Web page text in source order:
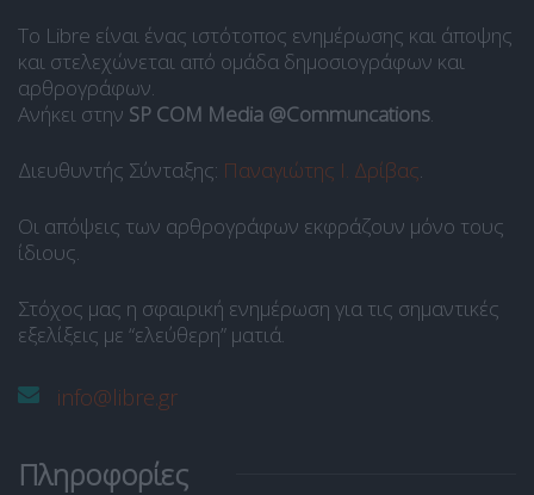
Το Libre είναι ένας ιστότοπος ενημέρωσης και άποψης
και στελεχώνεται από ομάδα δημοσιογράφων και
αρθρογράφων.
Ανήκει στην SP COM Media @Communcations
Διευθυντής Σύνταξης: Παναγιώτης Ι. Δρίβας
Οι απόψεις των αρθρογράφων εκφράζουν μόνο τους
ίδιους.
Στόχος μας η σφαιρική ενημέρωση για τις σημαντικές
εξελίξεις με “ελεύθερη” ματιά.
info@libre.gr
Πληροφορίες